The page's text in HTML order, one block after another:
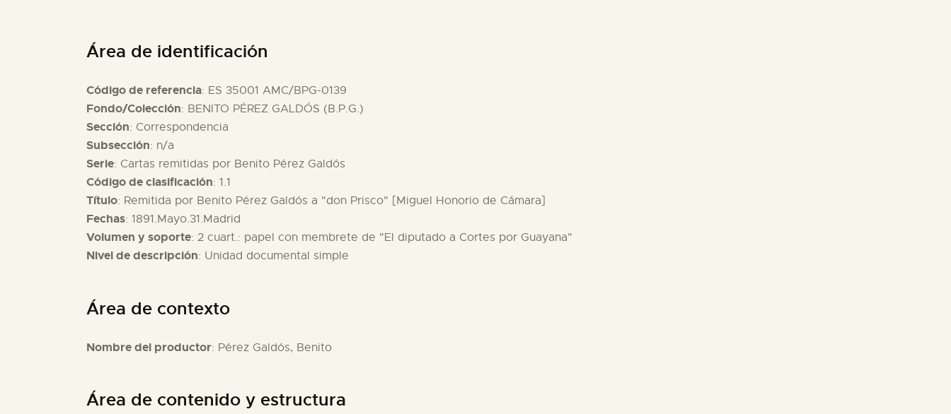
Área de identificación
Código de referencia: ES 35001 AMC/BPG-0139
Fondo/Colección: BENITO PÉREZ GALDÓS (B.P.G.)
Sección: Correspondencia
Subsección: n/a
Serie: Cartas remitidas por Benito Pérez Galdós
Código de clasificación: 1.1
Título: Remitida por Benito Pérez Galdós a "don Prisco" [Miguel Honorio de Cámara]
Fechas: 1891.Mayo.31.Madrid
Volumen y soporte: 2 cuart.: papel con membrete de "El diputado a Cortes por Guayana"
Nivel de descripción: Unidad documental simple
Área de contexto
Nombre del productor: Pérez Galdós, Benito
Área de contenido y estructura